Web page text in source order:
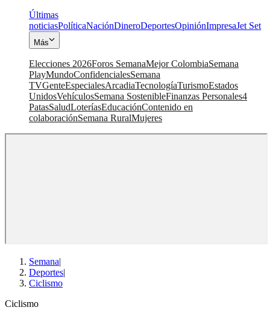
Últimas
noticiasPolíticaNaciónDineroDeportesOpiniónImpresaJet Set
Más
Elecciones 2026Foros SemanaMejor ColombiaSemana
PlayMundoConfidencialesSemana
TVGenteEspecialesArcadiaTecnologíaTurismoEstados
UnidosVehículosSemana SostenibleFinanzas Personales4
PatasSaludLoteríasEducaciónContenido en
colaboraciónSemana RuralMujeres
Semana|
Deportes|
Ciclismo
Ciclismo